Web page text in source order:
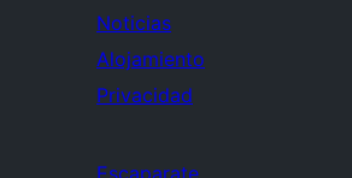
Noticias
Alojamiento
Privacidad
Escaparate